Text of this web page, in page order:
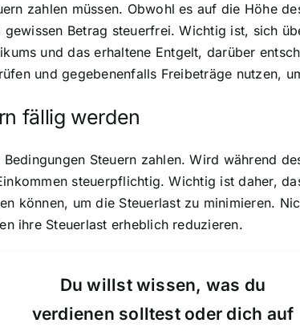
zahlen müssen. Obwohl es auf die Höhe
Betrag steuerfrei. Wichtig ist, sich
und das erhaltene Entgelt, darüber
und gegebenenfalls Freibeträge nutzen,
fällig werden
Steuern zahlen. Wird während
steuerpflichtig. Wichtig ist daher,
können, um die Steuerlast zu minimieren.
ihre Steuerlast erheblich reduzieren.
Du willst wissen, was du
verdienen solltest oder dich auf